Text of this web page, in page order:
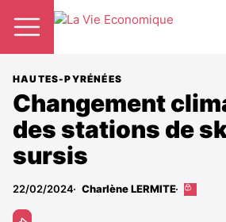
HAUTES-PYRÉNÉES
Changement
des stations de
sursis
22/02/2024 Charlène LERMITE
Cet